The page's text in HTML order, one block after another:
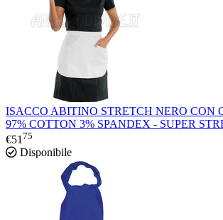
ISACCO ABITINO STRETCH NERO CON
97% COTTON 3% SPANDEX - SUPER
€51 75
Disponibile